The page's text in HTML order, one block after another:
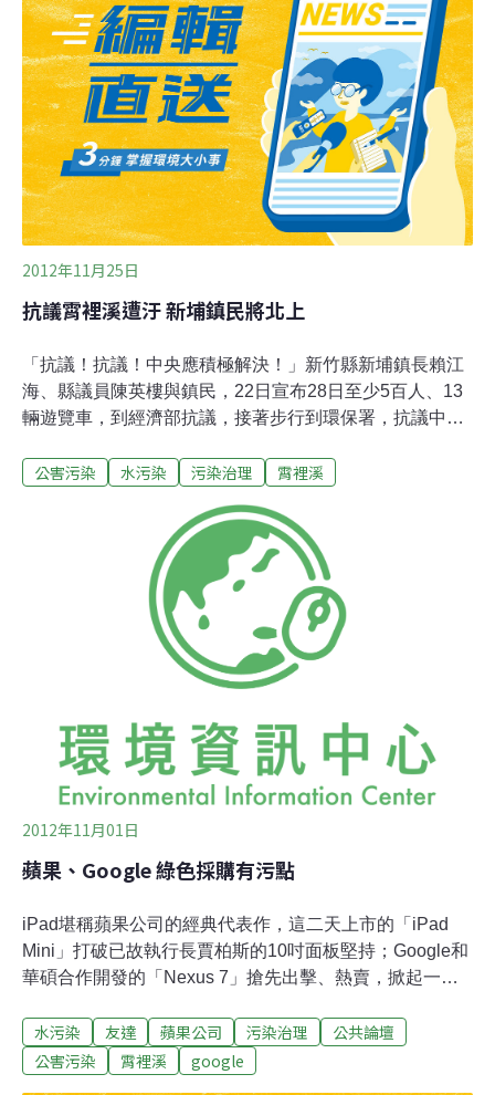
保署毒管處長期監測的報告內容，從去年1月至8月，環保
署針對6口民用水井進行8次抽樣檢測，顯示2個民用水井
就有高達5次出現重金屬超標狀況，最嚴重者還發生鉬
（Mo）含量高達138微克，遠高於飲用水70微克的標準。
由於當地沒有裝設自來水，民眾長期飲用地下水，如今地
下水井重金屬超標，居民擔心健康受損。水井發生重金屬
超標，環保署沒有找尋可能的污染
2012年11月25日
抗議霄裡溪遭汙 新埔鎮民將北上
「抗議！抗議！中央應積極解決！」新竹縣新埔鎮長賴江
海、縣議員陳英樓與鎮民，22日宣布28日至少5百人、13
輛遊覽車，到經濟部抗議，接著步行到環保署，抗議中央
溪。陳英樓議員說，鎮民訴求很簡單，就是「還我無汙染
人」，沒有理由上游工廠獲利，卻將汙水排入溪中，由下
游的居民承擔汙染。「中央措施離譜！」鎮民指經濟部、
環保署明知霄裡溪是甲類水體，可供民生飲用，水質極
佳，桃園老街溪是丙類水體，保署在98年5月13日環評審
查中，也做成「華映、友達廢水改排至老街溪美都麗橋為
較佳」的決議，卻來個政策大轉彎，同意廢水續排霄裡
溪，「實在離譜！」22日鎮民、里長、社區理長多人，拿
報告，要求行政院3個月內協調經濟、環保等相關單位，
積極解決，但迄今無下文。
公害污染 水污染 污染治理 霄裡溪
2012年11月01日
蘋果、Google 綠色採購有污點
iPad堪稱蘋果公司的經典代表作，這二天上市的「iPad
Mini」打破已故執行長賈柏斯的10吋面板堅持；Google和
華碩合作開發的「Nexus 7」搶先出擊、熱賣，掀起一陣
付出龐大的代價。APPLE監督生產線不周，枉費強打綠色
生產的特色友達為蘋果「iPad Mini」的面板供應商， 蘋果
水污染 友達 蘋果公司 污染治理
公共論壇
公害污染
霄裡溪 google